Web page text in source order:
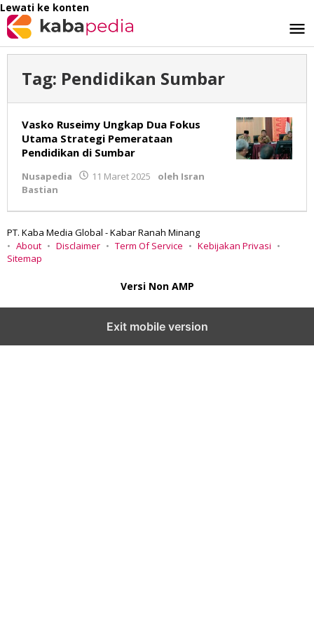
Lewati ke konten
Tag: Pendidikan Sumbar
Vasko Ruseimy Ungkap Dua Fokus
Utama Strategi Pemerataan
Pendidikan di Sumbar
Nusapedia 11 Maret 2025 oleh Isran
Bastian
PT. Kaba Media Global - Kabar Ranah Minang
About
Disclaimer Term Of Service
Kebijakan Privasi
Sitemap
Versi Non AMP
Exit mobile version